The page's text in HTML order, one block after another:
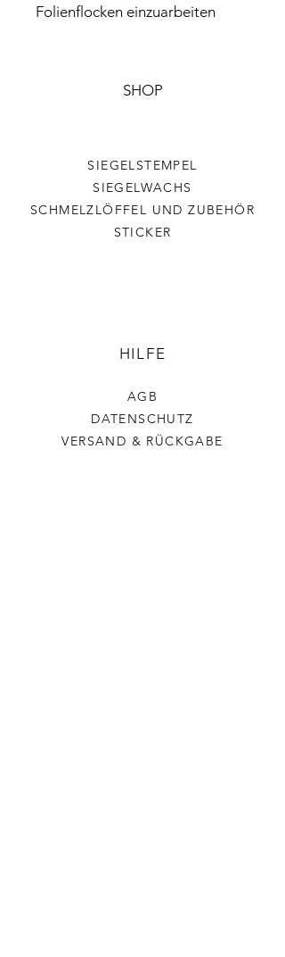
Folienflocken einzuarbeiten
SHOP
SIEGELSTEMPEL
SIEGELWACHS
SCHMELZLÖFFEL UND ZUBEHÖR
STICKER
HILFE
AGB
DATENSCHUTZ
VERSAND & RÜCKGABE